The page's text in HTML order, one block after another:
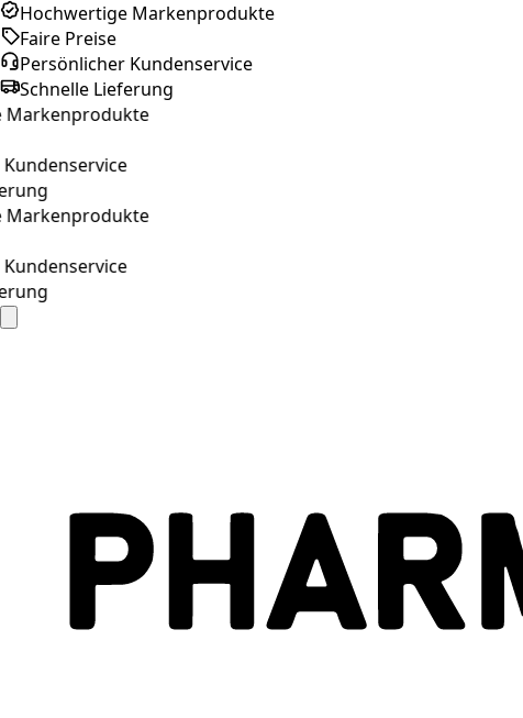
Hochwertige Markenprodukte
Faire Preise
Persönlicher Kundenservice
Schnelle Lieferung